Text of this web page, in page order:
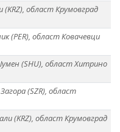
област Крумовград
(PER), област Ковачевци
(SHU), област Хитрино
(SZR), област
(KRZ), област Крумовград